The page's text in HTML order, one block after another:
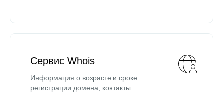
Сервис Whois
Информация о возрасте и сроке
регистрации домена, контакты